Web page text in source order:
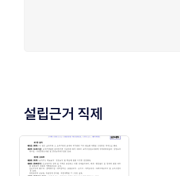
설립근거 직제